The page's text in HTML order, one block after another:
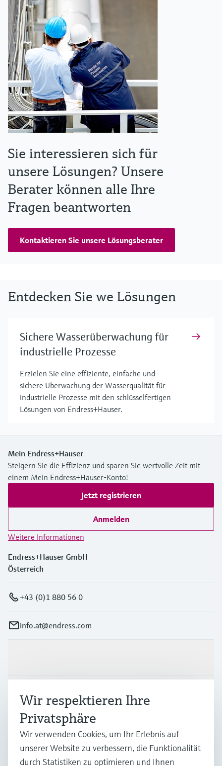
Sie interessieren sich für
unsere Lösungen? Unsere
Berater können alle Ihre
Fragen beantworten
Kontaktieren Sie unsere Lösungsberater
Entdecken Sie we Lösungen
Sichere Wasserüberwachung für
industrielle Prozesse
Erzielen Sie eine effiziente, einfache und
sichere Überwachung der Wasserqualität für
industrielle Prozesse mit den schlüsselfertigen
Lösungen von Endress+Hauser.
Mein Endress+Hauser
Steigern Sie die Effizienz und sparen Sie wertvolle Zeit mit
einem Mein Endress+Hauser-Konto!
Jetzt registrieren
Anmelden
Weitere Informationen
Endress+Hauser GmbH
Österreich
+43 (0)1 880 56 0
info.at@endress.com
Branchen
Support
Wir respektieren Ihre
Privatsphäre
Wir verwenden Cookies, um Ihr Erlebnis auf
unserer Website zu verbessern, die Funktionalität
durch Statistiken zu optimieren und Ihnen